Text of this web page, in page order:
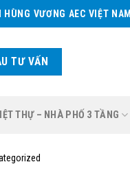
VƯƠNG AEC VIỆT NAM
TƯ VẤN
THỰ – NHÀ PHỐ 3 TẦNG